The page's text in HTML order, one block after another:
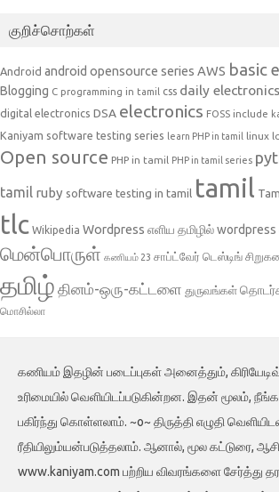
குறிச்சொற்கள்
Android android opensource series AWS basic
Blogging C programming in tamil css daily electronics
digital electronics DSA electronics FOSS include
Kaniyam software testing series learn PHP in tamil linux
Open source PHP in tamil PHP in tamil series
tamil ruby software testing in tamil tamil
tlc Wikipedia Wordpress எளிய தமிழில் wordpress
மென்பொருள் கணியம் 23 சாப்ட்வேர் டெஸ்டிங்
தமிழ் தினம்-ஒரு-கட்டளை துருவங்கள்
மொசில்லா
கணியம் இதழின் படைப்புகள் அனைத்தும்,
உரிமையில் வெளியிடப்படுகின்றன. இதன் மூலம்,
பகிர்ந்து கொள்ளலாம். ~o~ திருத்தி எழுதி
ரீதியிலும்யன்படுத்தலாம். ஆனால், மூல கட்டுரை,
www.kaniyam.com பற்றிய விவரங்களை சேர்த்து